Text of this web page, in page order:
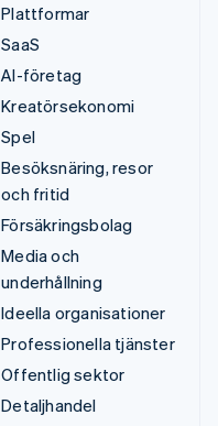
Plattformar
SaaS
AI-företag
Kreatörsekonomi
Spel
Besöksnäring, resor
och fritid
Försäkringsbolag
Media och
underhållning
Ideella organisationer
Professionella tjänster
Offentlig sektor
Detaljhandel